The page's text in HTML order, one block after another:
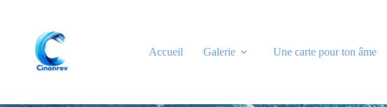
Accueil Galerie Une carte pour ton âme